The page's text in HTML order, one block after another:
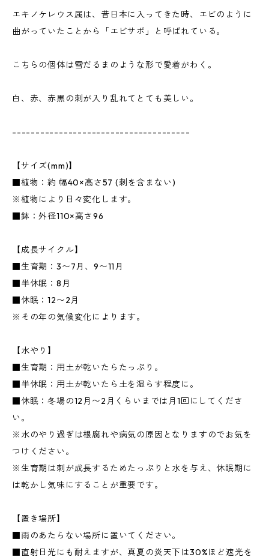
エキノケレウス属は、昔日本に入ってきた時、エビのように
曲がっていたことから「エビサボ」と呼ばれている。
こちらの個体は雪だるまのような形で愛着がわく。
白、赤、赤黒の刺が入り乱れてとても美しい。
--------------------------------------
【サイズ(mm)】
■植物：約 幅40×高さ57 (刺を含まない)
※植物により日々変化します。
■鉢：外径110×高さ96
【成長サイクル】
■生育期：3〜7月、9〜11月
■半休眠：8月
■休眠：12〜2月
※その年の気候変化によります。
【水やり】
■生育期：用土が乾いたらたっぷり。
■半休眠：用土が乾いたら土を湿らす程度に。
■休眠：冬場の12月〜2月くらいまでは月1回にしてくださ
い。
※水のやり過ぎは根腐れや病気の原因となりますのでお気を
つけください。
※生育期は刺が成長するためたっぷりと水を与え、休眠期に
は乾かし気味にすることが重要です。
【置き場所】
■雨のあたらない場所に置いてください。
■直射日光にも耐えますが、真夏の炎天下は30%ほど遮光を